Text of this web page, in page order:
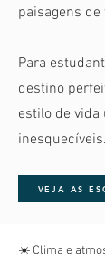
paisagens
Para
destino
estilo de vida
inesquecíveis.
VEJA AS
☀️ Clima e